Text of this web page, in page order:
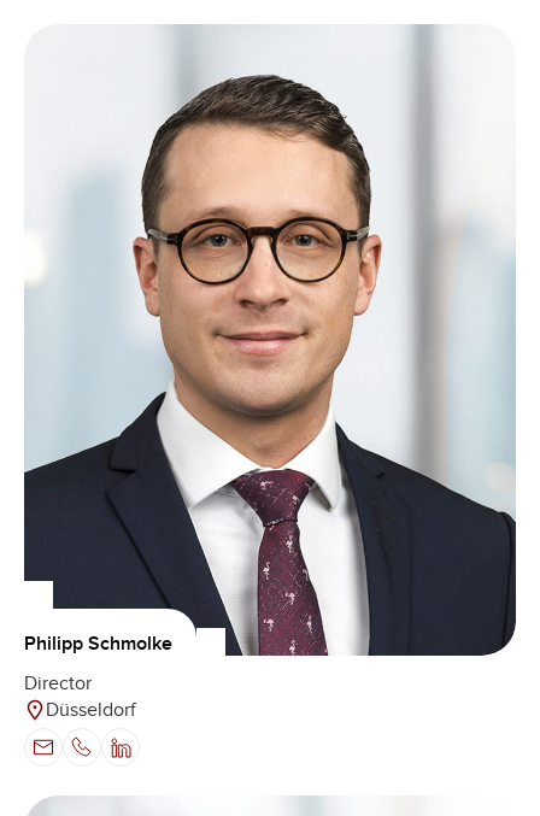
Philipp Schmolke
Director
Düsseldorf